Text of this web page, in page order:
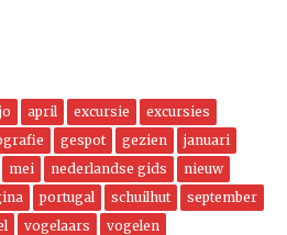
april excursie
excursies
gespot gezien
januari
mei nederlandse gids
nieuw
portugal schuilhut
september
vogelaars
vogelen